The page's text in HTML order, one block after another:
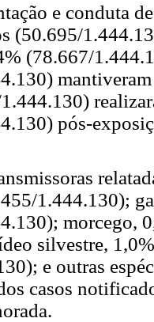
e conduta
(50.695/
(78.667/
pós-
1.444.130);
morcego,
silvestre,
e outras
casos